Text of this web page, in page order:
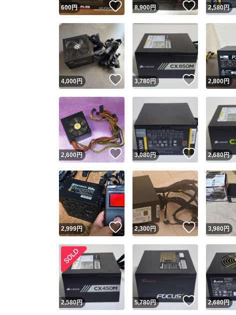
600円 いいね！
8,900円 いいね！
2,580円
4,000円 いいね！
3,780円 いいね！
2,800円
2,600円 いいね！
3,080円 いいね！
2,680円
2,999円 いいね！
2,300円 いいね！
3,980円
2,580円 5,780円 いいね！
2,680円